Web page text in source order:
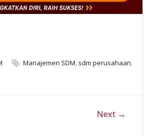
Manajemen SDM, sdm perusahaan,
Next →